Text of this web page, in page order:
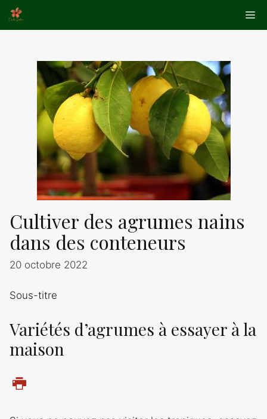
Aller
au
Cultiver des agrumes nains
dans des conteneurs
20 octobre 2022
Sous-titre
Variétés d’agrumes à essayer à la
maison